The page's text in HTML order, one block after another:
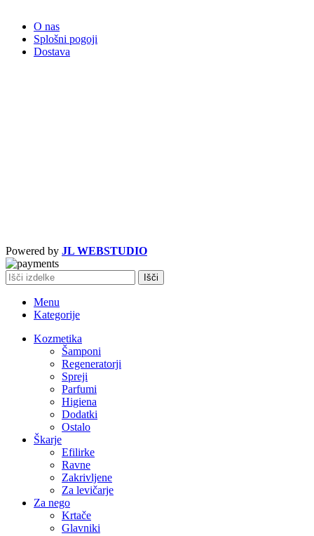
O nas
Splošni pogoji
Dostava
Powered by JL WEBSTUDIO
Išči
Menu
Kategorije
Kozmetika
Šamponi
Regeneratorji
Spreji
Parfumi
Higiena
Dodatki
Ostalo
Škarje
Efilirke
Ravne
Zakrivljene
Za levičarje
Za nego
Krtače
Glavniki